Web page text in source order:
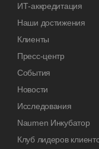
ИТ-аккредитация
Наши достижения
Клиенты
Пресс-центр
События
Новости
Исследования
Naumen Инкубатор
Клуб лидеров